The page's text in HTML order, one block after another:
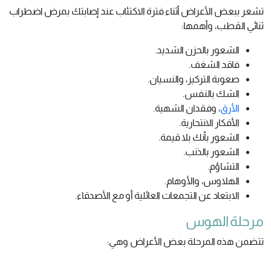
تشعر ببعض الأعراض أثناء فترة الاكتئاب عند إصابتك بمرض اضطراب
ثنائي القطب، وأهمها:
الشعور بالحزن الشديد.
فاقد الشغف.
صعوبة التركيز، والنسيان.
الشك بالنفس.
الأرق، وفقدان الشهية.
الأفكار الانتحارية.
الشعور بأنك بلا قيمة.
الشعور بالذنب.
التشاؤم.
الهلاوس، والأوهام.
الابتعاد عن التجمعات العائلية أو مع الأصدقاء.
مرحلة الهوس
تتضمن هذه المرحلة بعض الأعراض وهي: